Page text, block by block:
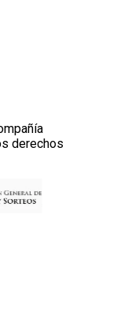
derechos